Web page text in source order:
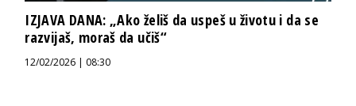
IZJAVA DANA: „Ako želiš da uspeš u životu i da se
razvijaš, moraš da učiš“
12/02/2026 | 08:30